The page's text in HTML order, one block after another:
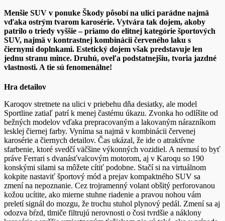
Menšie SUV v ponuke Škody pôsobí na ulici parádne najmä
vďaka ostrým tvarom karosérie. Vytvára tak dojem, akoby
patrilo o triedy vyššie – priamo do elitnej kategórie športových
SUV, najmä v kontrastnej kombinácii červeného laku s
čiernymi doplnkami. Estetický dojem však predstavuje len
jednu stranu mince. Druhú, oveľa podstatnejšiu, tvoria jazdné
vlastnosti. A tie sú fenomenálne!
Hra detailov
Karoqov stretnete na ulici v priebehu dňa desiatky, ale model
Sportline zatiaľ patrí k menej častému úkazu. Zvonka ho odlíšite od
bežných modelov vďaka prepracovaným a lakovaným nárazníkom
lesklej čiernej farby. Vyníma sa najmä v kombinácii červenej
karosérie a čiernych detailov. Čas ukázal, že ide o atraktívne
sfarbenie, ktoré svedčí väčšine výkonných vozidiel. A nemusí to byť
práve Ferrari s dvanásťvalcovým motorom, aj v Karoqu so 190
konskými silami sa môžete cítiť podobne. Stačí si na virtuálnom
kokpite nastaviť športový mód a prejav kompaktného SUV sa
zmení na nepoznanie. Cez trojramenný volant obšitý perforovanou
kožou ucítite, ako mierne stuhne riadenie a pravou nohou vám
preletí signál do mozgu, že trochu stuhol plynový pedál. Zmení sa aj
odozva bŕzd, tlmiče filtrujú nerovnosti o čosi tvrdšie a náklony